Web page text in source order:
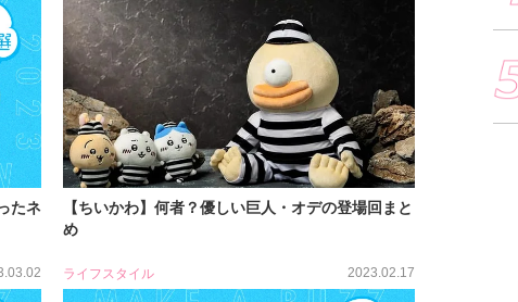
たネ
【ちいかわ】何者？優しい巨人・オデの登場回まと
め
ライフスタイル 2023.02.17